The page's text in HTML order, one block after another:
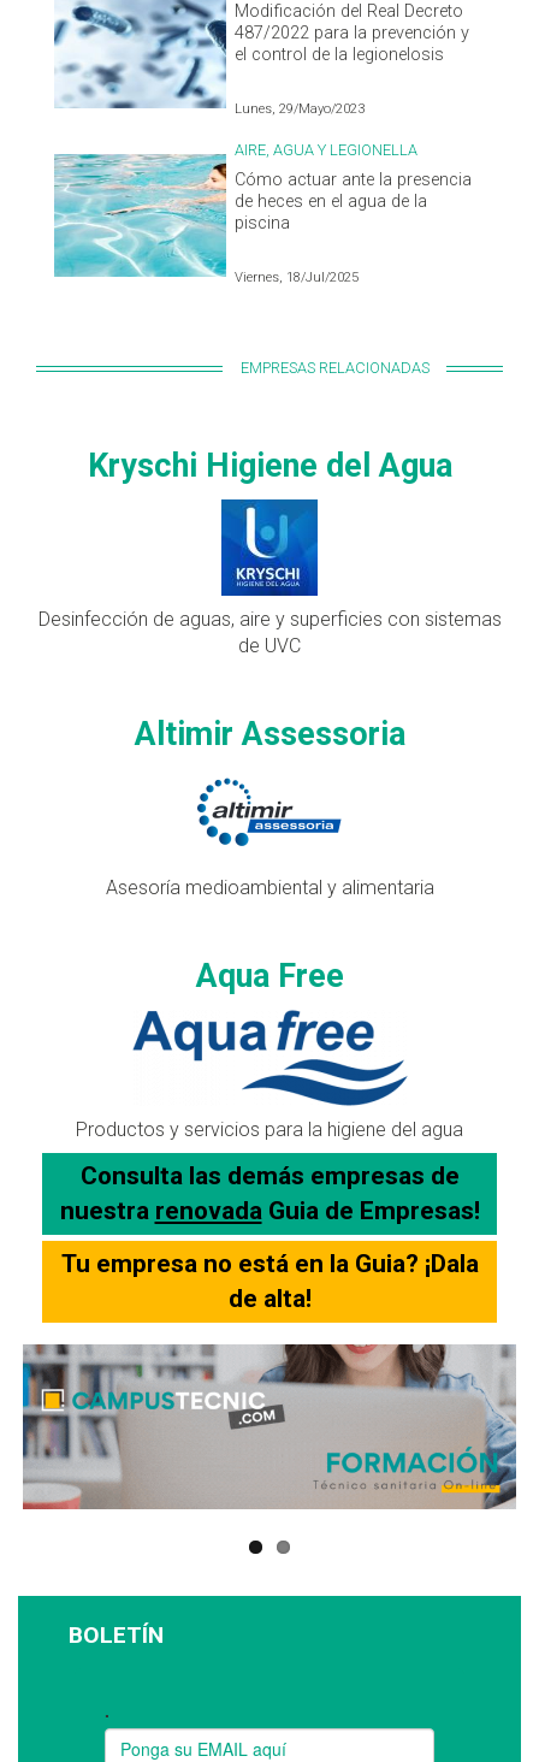
Modificación del Real Decreto
487/2022 para la prevención y
el control de la legionelosis
Lunes, 29/Mayo/2023
AIRE, AGUA Y LEGIONELLA
Cómo actuar ante la presencia
de heces en el agua de la
piscina
Viernes, 18/Jul/2025
EMPRESAS RELACIONADAS
Kryschi Higiene del Agua
Desinfección de aguas, aire y superficies con sistemas
de UVC
Altimir Assessoria
Asesoría medioambiental y alimentaria
Aqua Free
Productos y servicios para la higiene del agua
Consulta las demás empresas de
nuestra renovada Guia de Empresas!
Tu empresa no está en la Guia? ¡Dala
de alta!
BOLETÍN